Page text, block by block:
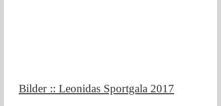
Bilder :: Leonidas Sportgala 2017